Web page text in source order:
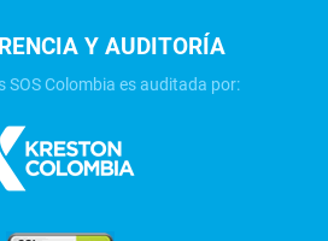
Y AUDITORÍA
SOS Colombia es auditada por: